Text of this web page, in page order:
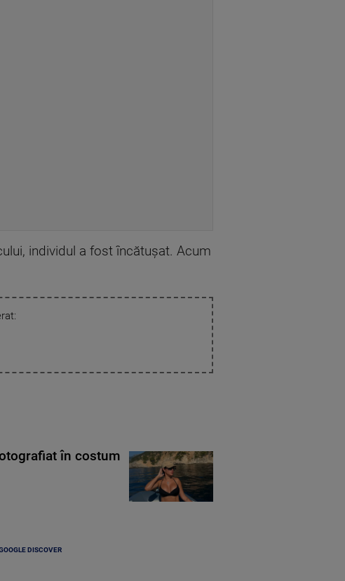
individul a fost încătușat. Acum
în costum
DISCOVER